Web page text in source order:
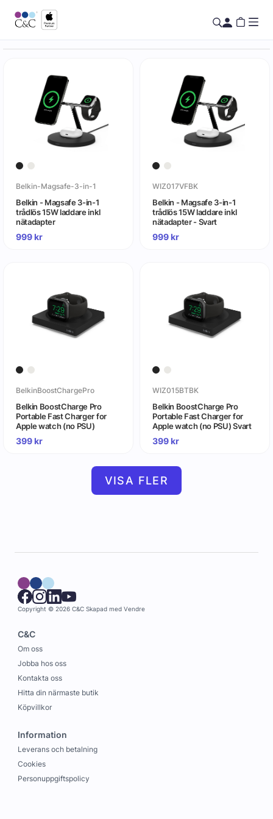
Belkin-Magsafe-3-in-1
Belkin - Magsafe 3-in-1
trådlös 15W laddare inkl
nätadapter
999kr
WIZ017VFBK
Belkin - Magsafe 3-in-1
trådlös 15W laddare inkl
nätadapter - Svart
999kr
BelkinBoostChargePro
Belkin BoostCharge Pro
Portable Fast Charger for
Apple watch (no PSU)
399kr
WIZ015BTBK
Belkin BoostCharge Pro
Portable Fast Charger for
Apple watch (no PSU) Svart
399kr
VISA FLER
Copyright © 2026 C&C Skapad med Vendre
C&C
Om oss
Jobba hos oss
Kontakta oss
Hitta din närmaste butik
Köpvillkor
Information
Leverans och betalning
Cookies
Personuppgiftspolicy